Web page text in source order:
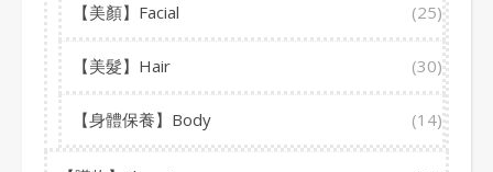
【美顏】Facial (25)
【美髮】Hair (30)
【身體保養】Body (14)